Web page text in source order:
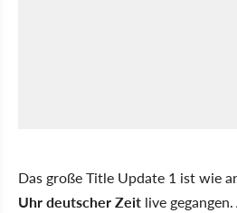
Das große Title Update 1 ist wie
Uhr deutscher Zeit live